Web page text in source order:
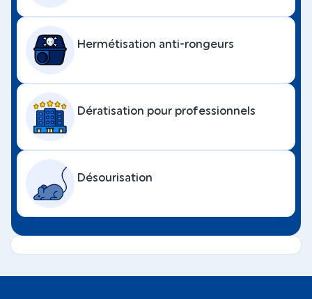
Hermétisation anti-rongeurs
Dératisation pour professionnels
Désourisation